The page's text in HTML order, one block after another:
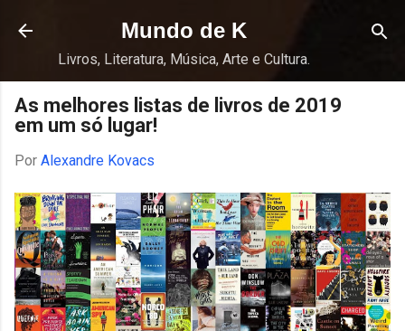
Pular para o conteúdo principal
Mundo de K
Livros, Literatura, Música, Arte e Cultura.
As melhores listas de livros de 2019
em um só lugar!
Por Alexandre Kovacs